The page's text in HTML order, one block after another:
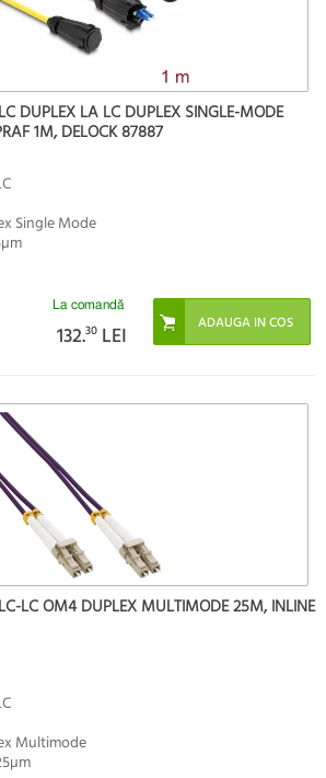
DUPLEX LA LC DUPLEX SINGLE-MODE
1M, DELOCK 87887
Single Mode
La comandă
132.30 LEI
LC OM4 DUPLEX MULTIMODE 25M, INLINE
Multimode